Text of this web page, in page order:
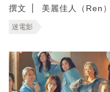
撰文 美麗佳人（Ren）
迷電影